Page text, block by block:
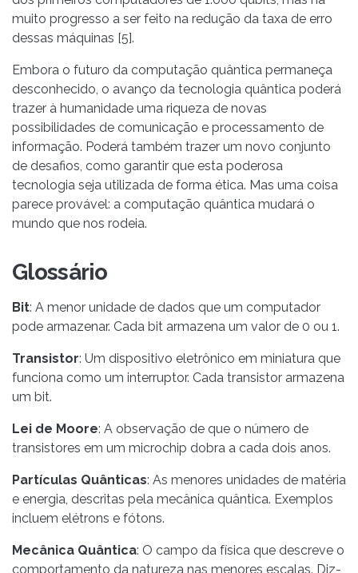
muito progresso a ser feito na redução da taxa de erro
dessas máquinas [5].
Embora o futuro da computação quântica permaneça
desconhecido, o avanço da tecnologia quântica poderá
trazer à humanidade uma riqueza de novas
possibilidades de comunicação e processamento de
informação. Poderá também trazer um novo conjunto
de desafios, como garantir que esta poderosa
tecnologia seja utilizada de forma ética. Mas uma coisa
parece provável: a computação quântica mudará o
mundo que nos rodeia.
Glossário
Bit: A menor unidade de dados que um computador
pode armazenar. Cada bit armazena um valor de 0 ou 1.
Transistor: Um dispositivo eletrônico em miniatura que
funciona como um interruptor. Cada transistor armazena
um bit.
Lei de Moore: A observação de que o número de
transistores em um microchip dobra a cada dois anos.
Partículas Quânticas: As menores unidades de matéria
e energia, descritas pela mecânica quântica. Exemplos
incluem elétrons e fótons.
Mecânica Quântica: O campo da física que descreve o
comportamento da natureza nas menores escalas. Diz-